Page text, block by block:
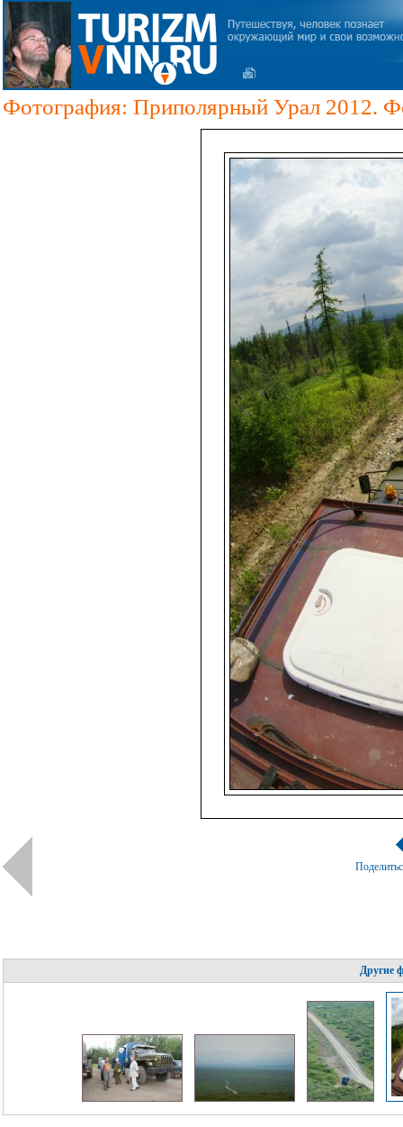
Фотография: Приполярный Урал 2012.
Другие